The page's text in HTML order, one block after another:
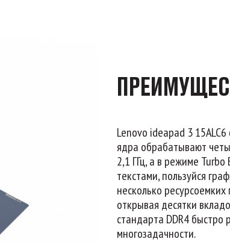
Lenovo ideapad 3
ядра обрабатывают
2,1 ГГц, а в режиме Turbo
текстами, пользуйся
несколько
открывая десятки
стандарта DDR4 быстро
многозадачности.